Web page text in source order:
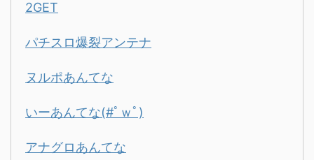
2GET
パチスロ爆裂アンテナ
ヌルポあんてな
いーあんてな(#ﾟｗﾟ)
アナグロあんてな